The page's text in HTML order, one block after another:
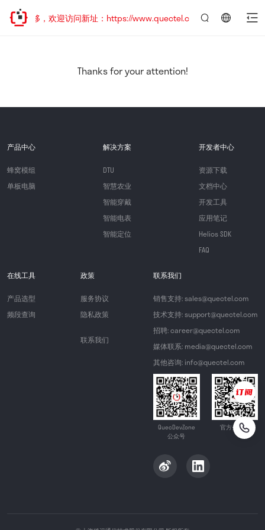
址已迁移，欢迎访问新址：https://www.quectel.com.cn
Thanks for your attention!
产品中心
蜂窝模组
单板电脑
解决方案
DTU
智慧农业
智能穿戴
智能电表
智能定位
开发者中心
资源下载
文档中心
开发工具
应用笔记
Helios SDK
FAQ
在线工具
产品选型
频段查询
政策
服务协议
隐私政策
联系我们
联系我们
销售支持: sales@quectel.com
技术支持: support@quectel.com
招聘: career@quectel.com
媒体联系: media@quectel.com
其他咨询: info@quectel.com
QuecDevZone
公众号
官方公众号